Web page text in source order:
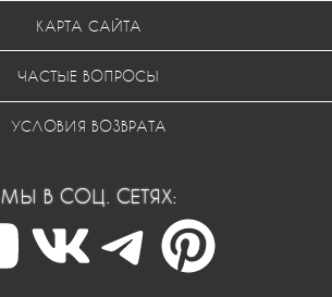
КАРТА САЙТА
ЧАСТЫЕ ВОПРОСЫ
УСЛОВИЯ ВОЗВРАТА
МЫ В СОЦ. СЕТЯХ: